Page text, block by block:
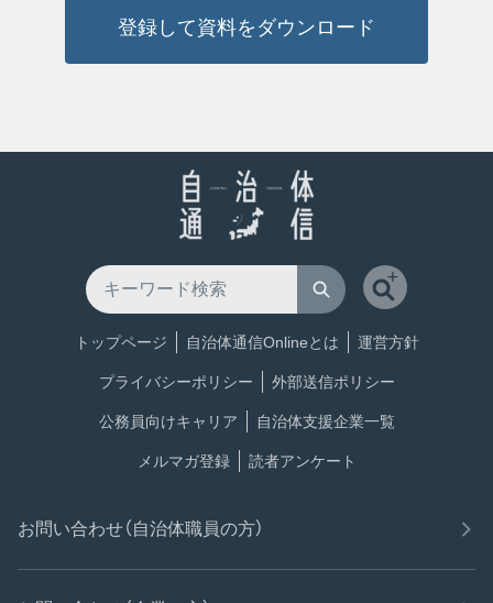
登録して資料をダウンロード
トップページ 自治体通信Onlineとは 運営方針
プライバシーポリシー 外部送信ポリシー
公務員向けキャリア 自治体支援企業一覧
メルマガ登録 読者アンケート
お問い合わせ（自治体職員の方）